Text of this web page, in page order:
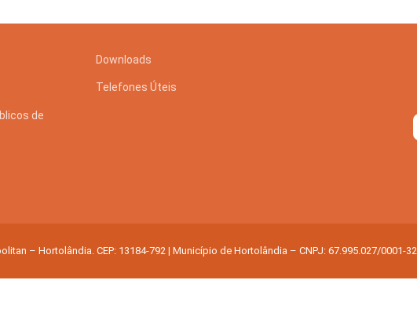
Sustentável e Assuntos Climáticos
de
Downloads
Telefones Úteis
– Hortolândia. CEP: 13184-792 | Município de Hortolândia – CNPJ: 67.995.027/0001-32